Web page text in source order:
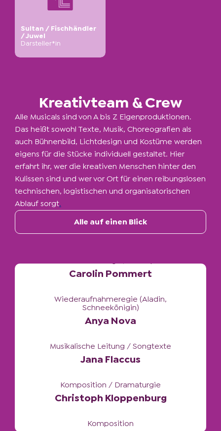
Sultan / Fischhändler
/ Juwel
Darsteller*in
Kreativteam & Crew
Alle Musicals sind von A bis Z Eigenproduktionen.
Das heißt sowohl Texte, Musik, Choreografien als
auch Bühnenbild, Lichtdesign und Kostüme werden
eigens für die Stücke individuell gestaltet. Hier
erfahrt ihr, wer die kreativen Menschen hinter den
Kulissen sind und wer vor Ort für einen reibungslosen
technischen, logistischen und organisatorischen
Ablauf sorgt.
Alle auf einen Blick
Inszenierung / Choreografie (Aladin,
Wiederaufnahmeregie (Aladin,
Schneekönigin)
Musikalische Leitung / Songtexte
Jana Flaccus
Komposition / Dramaturgie
Christoph Kloppenburg
Hans Christian Becker